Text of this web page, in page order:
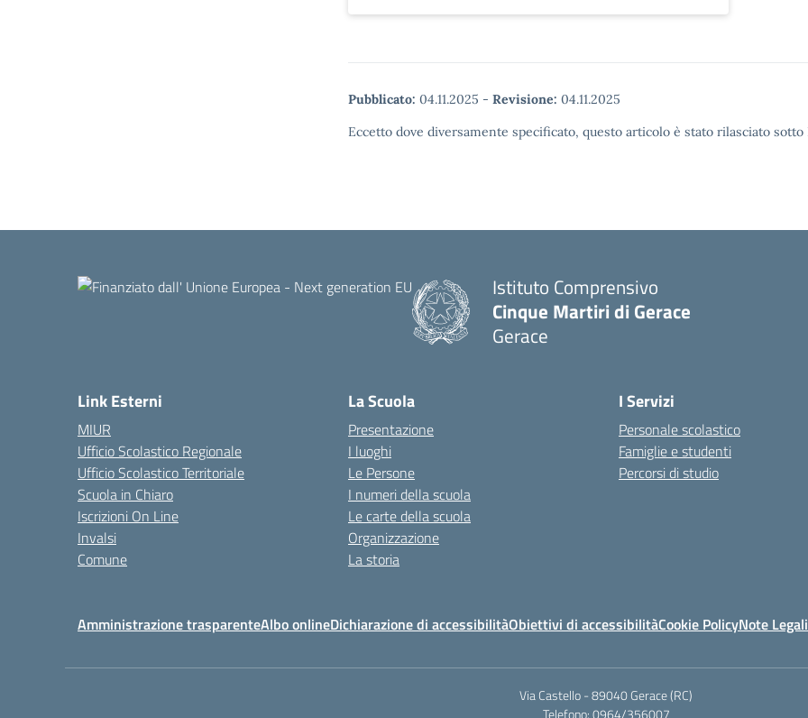
Pubblicato: 04.11.2025 - Revisione: 04.11.2025
Eccetto dove diversamente specificato, questo articolo è stato rilasciato
Istituto Comprensivo
Cinque Martiri di Gerace
Gerace
Link Esterni
MIUR
Ufficio Scolastico Regionale
Ufficio Scolastico Territoriale
Scuola in Chiaro
Iscrizioni On Line
Invalsi
Comune
La Scuola
Presentazione
I luoghi
Le Persone
I numeri della scuola
Le carte della scuola
Organizzazione
La storia
I Servizi
Personale scolastico
Famiglie e studenti
Percorsi di studio
Amministrazione trasparenteAlbo onlineDichiarazione di accessibilitàObiettivi di accessibilitàCookie PolicyNote Legali
Via Castello - 89040 Gerace (RC)
Telefono: 0964/356007